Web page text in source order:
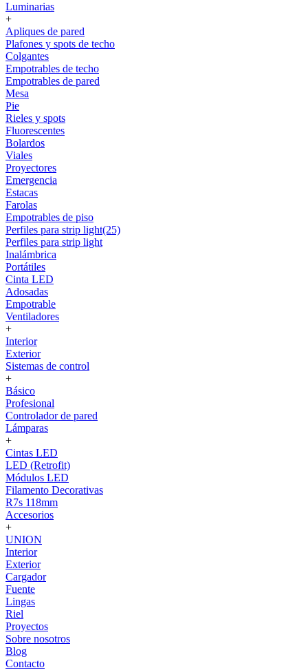
Luminarias
+
Apliques de pared
Plafones y spots de techo
Colgantes
Empotrables de techo
Empotrables de pared
Mesa
Pie
Rieles y spots
Fluorescentes
Bolardos
Viales
Proyectores
Emergencia
Estacas
Farolas
Empotrables de piso
Perfiles para strip light(25)
Perfiles para strip light
Inalámbrica
Portátiles
Cinta LED
Adosadas
Empotrable
Ventiladores
+
Interior
Exterior
Sistemas de control
+
Básico
Profesional
Controlador de pared
Lámparas
+
Cintas LED
LED (Retrofit)
Módulos LED
Filamento Decorativas
R7s 118mm
Accesorios
+
UNION
Interior
Exterior
Cargador
Fuente
Lingas
Riel
Proyectos
Sobre nosotros
Blog
Contacto